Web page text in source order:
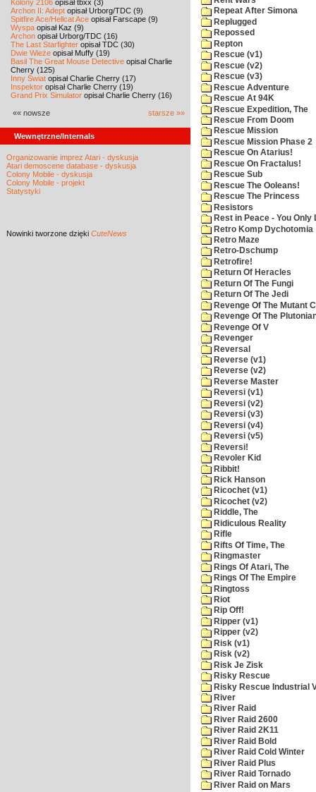
Kolony 2106 opisał tbxx (3)
Archon II: Adept opisał Urborg/TDC (9)
Spitfire Ace/Hellcat Ace opisał Farscape (9)
Wyspa opisał Kaz (9)
Archon opisał Urborg/TDC (16)
The Last Starfighter opisał TDC (30)
Dwie Wieże opisał Muffy (19)
Basil The Great Mouse Detective opisał Charlie
Cherry (125)
Inny Świat opisał Charlie Cherry (17)
Inspektor opisał Charlie Cherry (19)
Grand Prix Simulator opisał Charlie Cherry (16)
«« nowsze starsze »»
Wewnętrzne/Internals
Organizowanie imprez Atari - dyskusja
Atari demoscene database - dyskusja
Colony Mobile - dyskusja
Colony Mobile - projekt
Statystyki
Nowinki tworzone dzięki CuteNews
Repeat After Simona
Replugged
Repossed
Repton
Rescue (v1)
Rescue (v2)
Rescue (v3)
Rescue Adventure
Rescue At 94K
Rescue Expedition, The
Rescue From Doom
Rescue Mission
Rescue Mission Phase 2
Rescue On Atarius!
Rescue On Fractalus!
Rescue Sub
Rescue The Ooleans!
Rescue The Princess
Resistors
Rest in Peace - You Only
Retro Komp Dychotomia
Retro Maze
Retro-Dschump
Retrofire!
Return Of Heracles
Return Of The Fungi
Return Of The Jedi
Revenge Of The Mutant
Revenge Of The
Revenge Of V
Revenger
Reversal
Reverse (v1)
Reverse (v2)
Reverse Master
Reversi (v1)
Reversi (v2)
Reversi (v3)
Reversi (v4)
Reversi (v5)
Reversi!
Revoler Kid
Ribbit!
Rick Hanson
Ricochet (v1)
Ricochet (v2)
Riddle, The
Ridiculous Reality
Rifle
Rifts Of Time, The
Ringmaster
Rings Of Atari, The
Rings Of The Empire
Ringtoss
Riot
Rip Off!
Ripper (v1)
Ripper (v2)
Risk (v1)
Risk (v2)
Risk Je Zisk
Risky Rescue
Risky Rescue Industrial
River
River Raid
River Raid 2600
River Raid 2K11
River Raid Bold
River Raid Cold Winter
River Raid Plus
River Raid Tornado
River Raid on Mars